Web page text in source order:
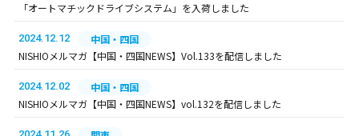
「オートマチックドライブシステム」を入荷しました
2024.12.12
中国・四国
NISHIOメルマガ【中国・四国NEWS】Vol.133を配信しました
2024.12.02
中国・四国
NISHIOメルマガ【中国・四国NEWS】vol.132を配信しました